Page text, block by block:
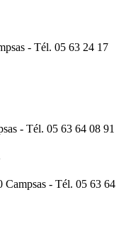
- Tél. 05 63 24 17
- Tél. 05 63 64 08 91
Campsas - Tél. 05 63 64